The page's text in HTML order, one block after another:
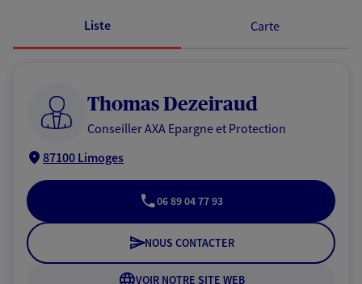
Liste Carte
Thomas Dezeiraud
Conseiller AXA Epargne et Protection
87100 Limoges
06 89 04 77 93
NOUS CONTACTER
VOIR NOTRE SITE WEB